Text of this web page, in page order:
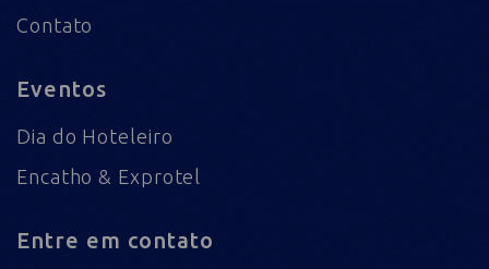
Contato
Eventos
Dia do Hoteleiro
Encatho & Exprotel
Entre em contato